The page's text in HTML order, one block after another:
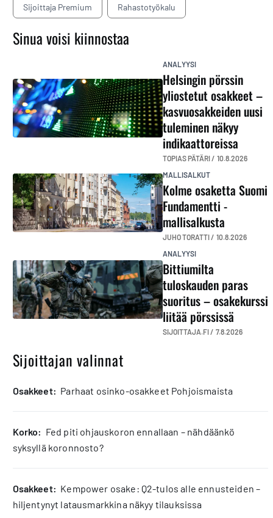
Sijoittaja Premium Rahastotyökalu
Sinua voisi kiinnostaa
ANALYYSI
Helsingin pörssin
yliostetut osakkeet –
kasvuosakkeiden uusi
tuleminen näkyy
indikaattoreissa
TOPIAS PÄTÄRI / 10.8.2026
MALLISALKUT
Kolme osaketta Suomi
Fundamentti -
mallisalkusta
JUHO TORATTI / 10.8.2026
ANALYYSI
Bittiumilta
tuloskauden paras
suoritus – osakekurssi
liitää pörssissä
SIJOITTAJA.FI / 7.8.2026
Sijoittajan valinnat
osakkeet: Parhaat osinko-osakkeet Pohjoismaista
korko: Fed piti ohjauskoron ennallaan – nähdäänkö
syksyllä koronnosto?
osakkeet: Kempower osake: Q2-tulos alle ennusteiden –
hiljentynyt latausmarkkina näkyy tilauksissa